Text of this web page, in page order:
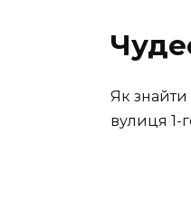
Як знайти
вулиця 1-